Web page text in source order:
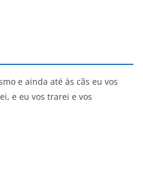
e ainda até às cãs eu vos
e eu vos trarei e vos